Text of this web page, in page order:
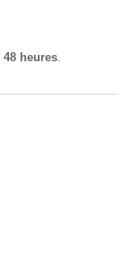
48 heures.